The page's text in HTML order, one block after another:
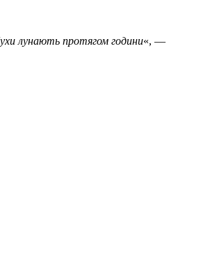
лунають протягом години«, —